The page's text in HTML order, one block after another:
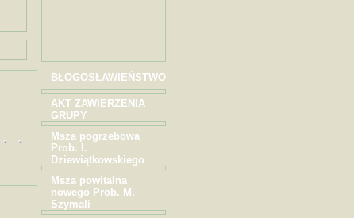
BŁOGOSŁAWIEŃSTWO
AKT ZAWIERZENIA
GRUPY
Msza pogrzebowa
Prob. I.
Dziewiątkowskiego
Msza powitalna
nowego Prob. M.
Szymali